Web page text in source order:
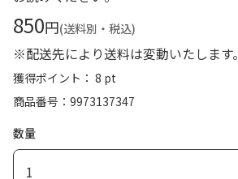
850円(送料別・税込)
※配送先により送料は変動いたします。
獲得ポイント： 8 pt
商品番号
9973137347
数量
1